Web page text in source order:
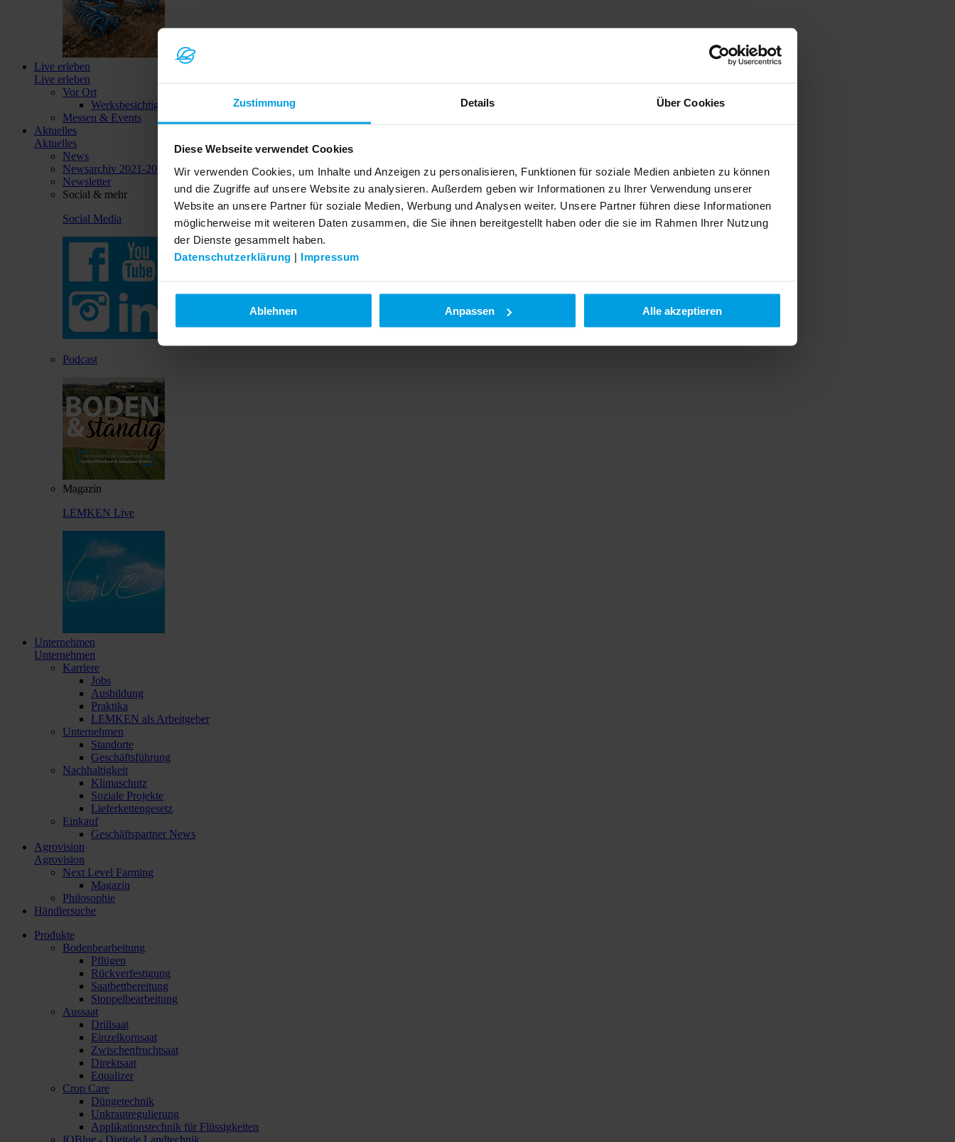
Zustimmung Details Über Cookies
Diese Webseite verwendet Cookies
Wir verwenden Cookies, um Inhalte und Anzeigen zu personalisieren, Funktionen für soziale Medien anbieten zu können
und die Zugriffe auf unsere Website zu analysieren. Außerdem geben wir Informationen zu Ihrer Verwendung unserer
Website an unsere Partner für soziale Medien, Werbung und Analysen weiter. Unsere Partner führen diese Informationen
möglicherweise mit weiteren Daten zusammen, die Sie ihnen bereitgestellt haben oder die sie im Rahmen Ihrer Nutzung
der Dienste gesammelt haben.
Datenschutzerklärung | Impressum
Ablehnen Anpassen Alle akzeptieren
Live erleben
Live erleben
Vor Ort
Werksbesichtigungen
Messen & Events
Aktuelles
Aktuelles
News
Newsarchiv 2021-2023
Newsletter
Social & mehr
Social Media
Podcast
Magazin
LEMKEN Live
Unternehmen
Unternehmen
Karriere
Jobs
Ausbildung
Praktika
LEMKEN als Arbeitgeber
Unternehmen
Standorte
Geschäftsführung
Nachhaltigkeit
Klimaschutz
Soziale Projekte
Lieferkettengesetz
Einkauf
Geschäftspartner News
Agrovision
Agrovision
Next Level Farming
Magazin
Philosophie
Händlersuche
Produkte
Bodenbearbeitung
Pflügen
Rückverfestigung
Saatbettbereitung
Stoppelbearbeitung
Aussaat
Drillsaat
Einzelkornsaat
Zwischenfruchtsaat
Direktsaat
Equalizer
Crop Care
Düngetechnik
Unkrautregulierung
Applikationstechnik für Flüssigkeiten
IQBlue - Digitale Landtechnik